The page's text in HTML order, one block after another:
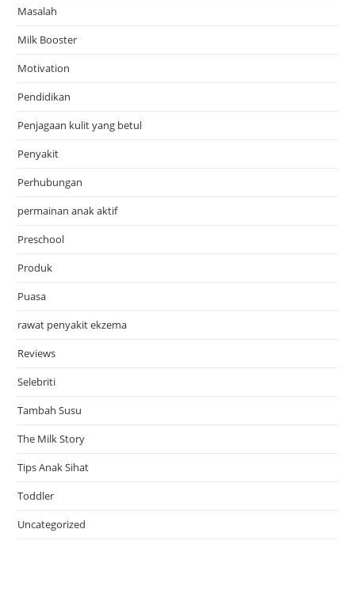
Masalah
Milk Booster
Motivation
Pendidikan
Penjagaan kulit yang betul
Penyakit
Perhubungan
permainan anak aktif
Preschool
Produk
Puasa
rawat penyakit ekzema
Reviews
Selebriti
Tambah Susu
The Milk Story
Tips Anak Sihat
Toddler
Uncategorized